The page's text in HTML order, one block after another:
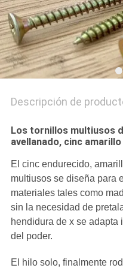
Descripción de
Los tornillos multiusos
avellanado, cinc
El cinc endurecido,
multiusos se diseña para
materiales tales como
sin la necesidad de
hendidura de x se
del poder.
El hilo solo, finalmente